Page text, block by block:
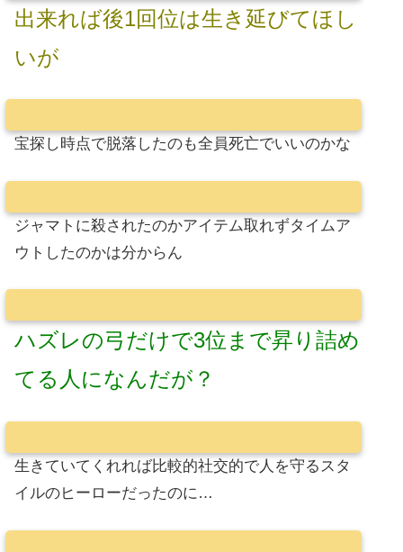
出来れば後1回位は生き延びてほし
いが
宝探し時点で脱落したのも全員死亡でいいのかな
ジャマトに殺されたのかアイテム取れずタイムア
ウトしたのかは分からん
ハズレの弓だけで3位まで昇り詰め
てる人になんだが？
生きていてくれれば比較的社交的で人を守るスタ
イルのヒーローだったのに…